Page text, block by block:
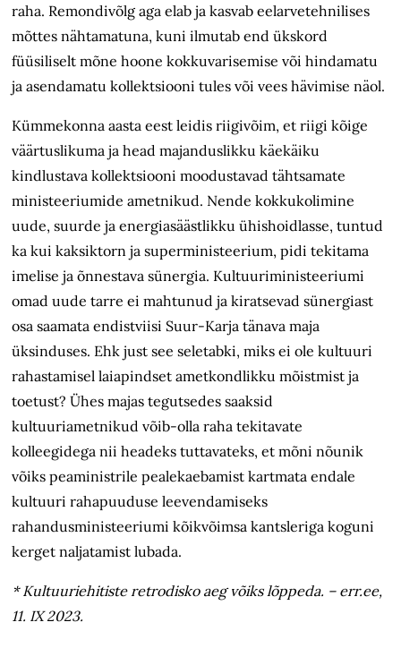
raha. Remondivõlg aga elab ja kasvab eelarvetehnilises
mõttes nähtamatuna, kuni ilmutab end ükskord
füüsiliselt mõne hoone kokkuvarisemise või hindamatu
ja asendamatu kollektsiooni tules või vees hävimise näol.
Kümmekonna aasta eest leidis riigivõim, et riigi kõige
väärtuslikuma ja head majanduslikku käekäiku
kindlustava kollektsiooni moodustavad tähtsamate
ministeeriumide ametnikud. Nende kokkukolimine
uude, suurde ja energiasäästlikku ühishoidlasse, tuntud
ka kui kaksiktorn ja superministeerium, pidi tekitama
imelise ja õnnestava sünergia. Kultuuriministeeriumi
omad uude tarre ei mahtunud ja kiratsevad sünergiast
osa saamata endistviisi Suur-Karja tänava maja
üksinduses. Ehk just see seletabki, miks ei ole kultuuri
rahastamisel laiapindset ametkondlikku mõistmist ja
toetust? Ühes majas tegutsedes saaksid
kultuuriametnikud võib-olla raha tekitavate
kolleegidega nii headeks tuttavateks, et mõni nõunik
võiks peaministrile pealekaebamist kartmata endale
kultuuri rahapuuduse leevendamiseks
rahandusministeeriumi kõikvõimsa kantsleriga koguni
kerget naljatamist lubada.
* Kultuuriehitiste retrodisko aeg võiks lõppeda. – err.ee,
11. IX 2023.